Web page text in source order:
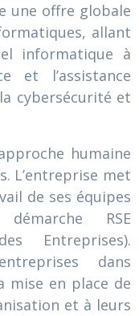
une offre globale
allant
informatique à
et l’assistance
cybersécurité et
humaine
L’entreprise met
de ses équipes
RSE
Entreprises).
dans
mise en place de
et à leurs